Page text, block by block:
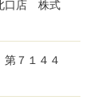
口店 株式
第７１４４